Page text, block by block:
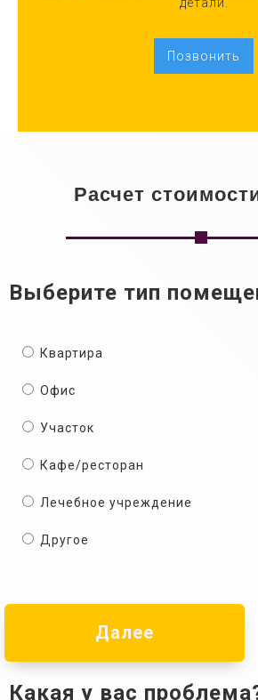
Позвонить
Расчет
Выберите тип
Квартира
Офис
Участок
Кафе/ресторан
Лечебное учреждение
Другое
Далее
Какая у вас